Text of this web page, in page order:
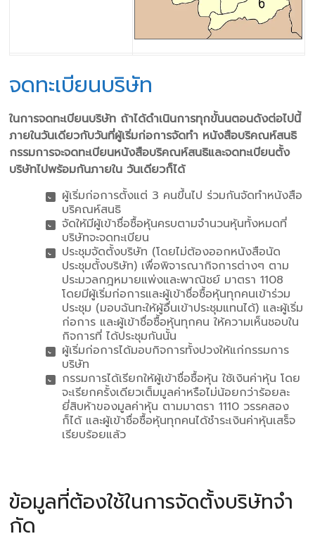
จดทะเบียนบริษัท
ในการจดทะเบียนบริษัท ถ้าได้ดําเนินการทุกขั้นนตอนดังต่อไปนี้
ภายในวันเดียวกับวันที่ผู้เริ่มก่อการจัดทํา หนังสือบริคณห์สนธิ
กรรมการจะจดทะเบียนหนังสือบริคณห์สนธิและจดทะเบียนตั้ง
บริษัทไปพร้อมกันภายใน วันเดียวก็ได้
ผู้เริ่มก่อการตั้งแต่ 3 คนขึ้นไป ร่วมกันจัดทําหนังสือ
บริคณห์สนธิ
จัดให้มีผู้เข้าชื่อซื้อหุ้นครบตามจํานวนหุ้นทั้งหมดที่
บริษัทจะจดทะเบียน
ประชุมจัดตั้งบริษัท (โดยไม่ต้องออกหนังสือนัด
ประชุมตั้งบริษัท) เพื่อพิจารณากิจการต่างๆ ตาม
ประมวลกฎหมายแพ่งและพาณิชย์ มาตรา 1108
โดยมีผู้เริ่มก่อการและผู้เข้าชื่อซื้อหุ้นทุกคนเข้าร่วม
ประชุม (มอบฉันทะให้ผู้อื่นเข้าประชุมแทนได้) และผู้เริ่ม
ก่อการ และผู้เข้าชื่อซื้อหุ้นทุกคน ให้ความเห็นชอบใน
กิจการที่ ได้ประชุมกันนั้น
ผู้เริ่มก่อการได้มอบกิจการทั้งปวงให้แก่กรรมการ
บริษัท
กรรมการได้เรียกให้ผู้เข้าชื่อซื้อหุ้น ใช้เงินค่าหุ้น โดย
จะเรียกครั้งเดียวเต็มมูลค่าหรือไม่น้อยกว่าร้อยละ
ยี่สิบห้าของมูลค่าหุ้น ตามมาตรา 1110 วรรคสอง
ก็ได้ และผู้เข้าชื่อซื้อหุ้นทุกคนได้ชําระเงินค่าหุ้นเสร็จ
เรียบร้อยแล้ว
ข้อมูลที่ต้องใช้ในการจัดตั้งบริษัทจํา
กัด